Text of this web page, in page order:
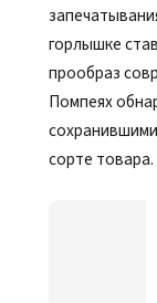
горлышке
прообраз
Помпеях
сорте товара.